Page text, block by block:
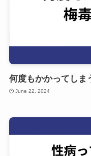
何度もかかってしま
June 22, 2024